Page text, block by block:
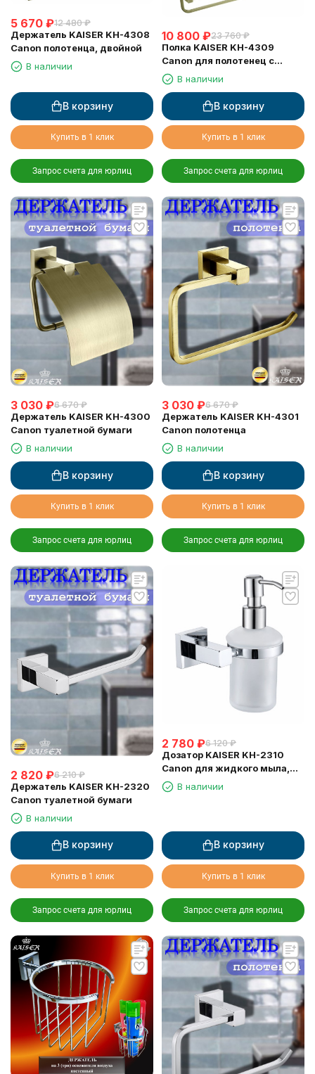
5 670 ₽12 480 ₽
Держатель KAISER KH-4308
Canon полотенца, двойной
В наличии
В корзину
Купить в 1 клик
Запрос счета для юрлиц
10 800 ₽23 760 ₽
Полка KAISER KH-4309
Canon для полотенец с
держателем
В наличии
В корзину
Купить в 1 клик
Запрос счета для юрлиц
3 030 ₽6 670 ₽
Держатель KAISER KH-4300
Canon туалетной бумаги
В наличии
В корзину
Купить в 1 клик
Запрос счета для юрлиц
3 030 ₽6 670 ₽
Держатель KAISER KH-4301
Canon полотенца
В наличии
В корзину
Купить в 1 клик
Запрос счета для юрлиц
2 820 ₽6 210 ₽
Держатель KAISER KH-2320
Canon туалетной бумаги
В наличии
В корзину
Купить в 1 клик
Запрос счета для юрлиц
2 780 ₽6 120 ₽
Дозатор KAISER KH-2310
Canon для жидкого мыла,
настенный
В наличии
В корзину
Купить в 1 клик
Запрос счета для юрлиц